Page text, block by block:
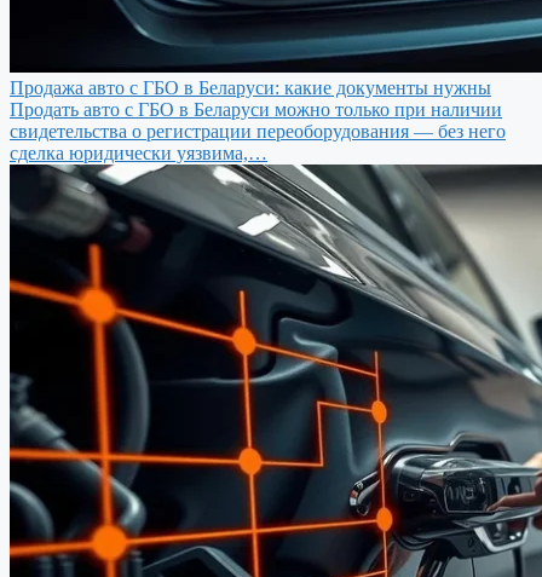
Продажа авто с ГБО в Беларуси: какие документы нужны
Продать авто с ГБО в Беларуси можно только при наличии
свидетельства о регистрации переоборудования — без него
сделка юридически уязвима,…